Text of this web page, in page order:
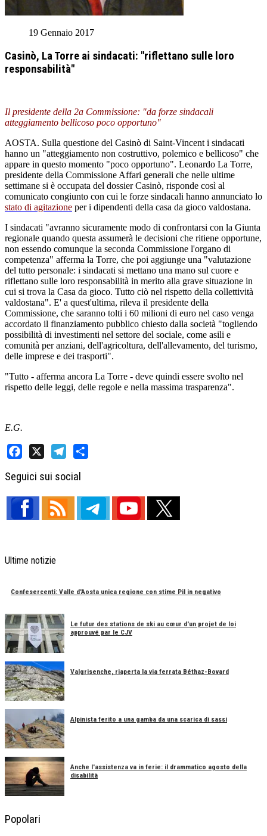
19 Gennaio 2017
Casinò, La Torre ai sindacati: "riflettano sulle loro
responsabilità"
Il presidente della 2a Commissione: "da forze sindacali
atteggiamento bellicoso poco opportuno"
AOSTA. Sulla questione del Casinò di Saint-Vincent i sindacati
hanno un "atteggiamento non costruttivo, polemico e bellicoso" che
appare in questo momento "poco opportuno". Leonardo La Torre,
presidente della Commissione Affari generali che nelle ultime
settimane si è occupata del dossier Casinò, risponde così al
comunicato congiunto con cui le forze sindacali hanno annunciato lo
stato di agitazione per i dipendenti della casa da gioco valdostana.
I sindacati "avranno sicuramente modo di confrontarsi con la Giunta
regionale quando questa assumerà le decisioni che ritiene opportune,
non essendo comunque la seconda Commissione l'organo di
competenza" afferma la Torre, che poi aggiunge una "valutazione
del tutto personale: i sindacati si mettano una mano sul cuore e
riflettano sulle loro responsabilità in merito alla grave situazione in
cui si trova la Casa da gioco. Tutto ciò nel rispetto della collettività
valdostana". E' a quest'ultima, rileva il presidente della
Commissione, che saranno tolti i 60 milioni di euro nel caso venga
accordato il finanziamento pubblico chiesto dalla società "togliendo
possibilità di investimenti nel settore del sociale, come asili e
comunità per anziani, dell'agricoltura, dell'allevamento, del turismo,
delle imprese e dei trasporti".
"Tutto - afferma ancora La Torre - deve quindi essere svolto nel
rispetto delle leggi, delle regole e nella massima trasparenza".
E.G.
Seguici sui social
Ultime notizie
Confesercenti: Valle d'Aosta unica regione con stime Pil in negativo
Le futur des stations de ski au cœur d'un projet de loi
approuvé par le CJV
Valgrisenche, riaperta la via ferrata Béthaz-Bovard
Alpinista ferito a una gamba da una scarica di sassi
Anche l'assistenza va in ferie: il drammatico agosto della
disabilità
Popolari